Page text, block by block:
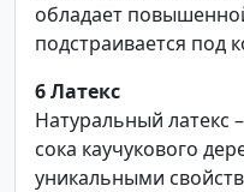
обладает
подстраивается под
6Латекс
Натуральный латекс
сока каучукового
уникальными